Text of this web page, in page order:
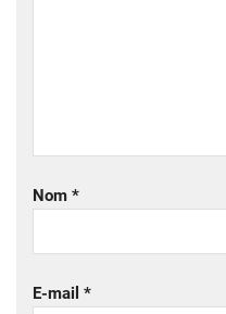
Nom *
E-mail *